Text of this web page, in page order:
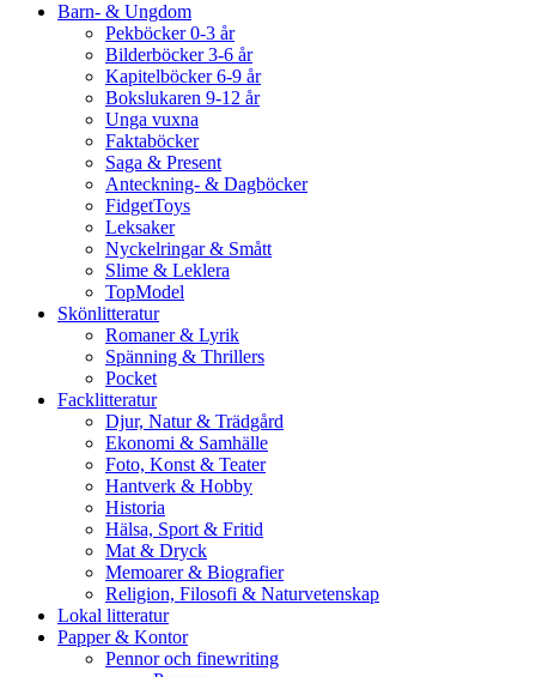
Barn- & Ungdom
Pekböcker 0-3 år
Bilderböcker 3-6 år
Kapitelböcker 6-9 år
Bokslukaren 9-12 år
Unga vuxna
Faktaböcker
Saga & Present
Anteckning- & Dagböcker
FidgetToys
Leksaker
Nyckelringar & Smått
Slime & Leklera
TopModel
Skönlitteratur
Romaner & Lyrik
Spänning & Thrillers
Pocket
Facklitteratur
Djur, Natur & Trädgård
Ekonomi & Samhälle
Foto, Konst & Teater
Hantverk & Hobby
Historia
Hälsa, Sport & Fritid
Mat & Dryck
Memoarer & Biografier
Religion, Filosofi & Naturvetenskap
Lokal litteratur
Papper & Kontor
Pennor och finewriting